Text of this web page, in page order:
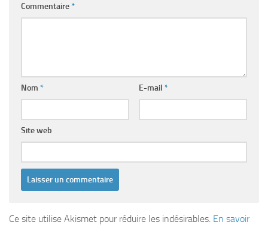
Commentaire*
Nom * E-mail *
Site web
Ce site utilise Akismet pour réduire les indésirables. En savoir